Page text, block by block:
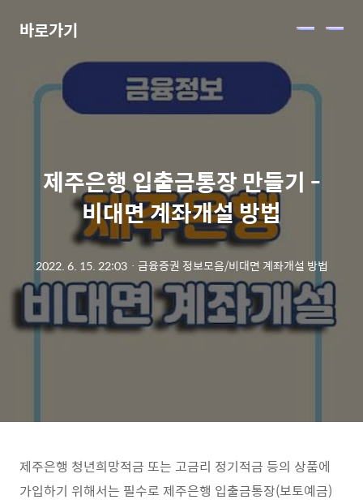
바로가기 메
제주은행 입출금통장 만들기 -
비대면 계좌개설 방법
2022. 6. 15. 22:03ㆍ 금융증권 정보모음/비대면 계좌개설 방법
제주은행 청년희망적금 또는 고금리 정기적금 등의 상품에
가입하기 위해서는 필수로 제주은행 입출금통장(보토예금)